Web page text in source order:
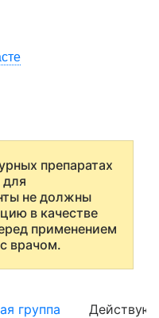
препаратах
для
не должны
в качестве
применением
врачом.
группа